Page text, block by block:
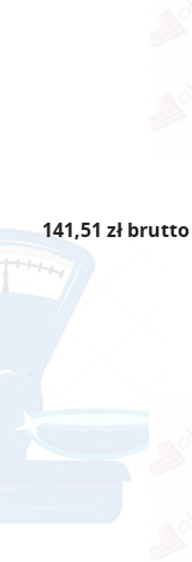
141,51 zł brutto